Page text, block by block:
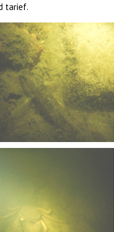
tarief.